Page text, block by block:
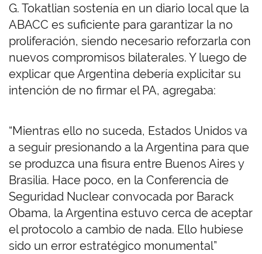
G. Tokatlian sostenía en un diario local que la
ABACC es suficiente para garantizar la no
proliferación, siendo necesario reforzarla con
nuevos compromisos bilaterales. Y luego de
explicar que Argentina debería explicitar su
intención de no firmar el PA, agregaba:
“Mientras ello no suceda, Estados Unidos va
a seguir presionando a la Argentina para que
se produzca una fisura entre Buenos Aires y
Brasilia. Hace poco, en la Conferencia de
Seguridad Nuclear convocada por Barack
Obama, la Argentina estuvo cerca de aceptar
el protocolo a cambio de nada. Ello hubiese
sido un error estratégico monumental”